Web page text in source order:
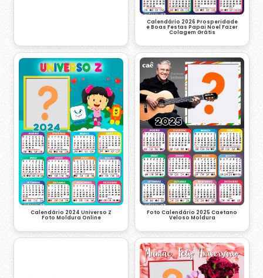
Calendário 2026 Prosperidade
e Boas Festas Papai Noel Fazer
Colagem Grátis
Calendário 2024 Universo Z
Foto Moldura Online
Foto Calendário 2025 Caetano
Veloso Moldura